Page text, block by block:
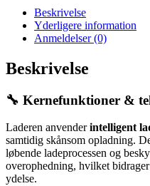
Beskrivelse
Yderligere information
Anmeldelser (0)
Beskrivelse
🔧 Kernefunktioner &
Laderen anvenderintelligent
samtidig skånsom opladning.
løbende ladeprocessen og
overophedning, hvilket
ydelse.